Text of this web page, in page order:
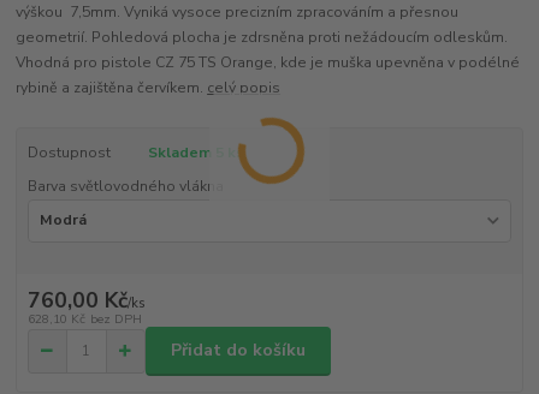
výškou 7,5mm. Vyniká vysoce precizním zpracováním a přesnou
geometrií. Pohledová plocha je zdrsněna proti nežádoucím odleskům.
Vhodná pro pistole CZ 75 TS Orange, kde je muška upevněna v podélné
rybině a zajištěna červíkem. celý popis
Dostupnost
Skladem 5 ks
Barva světlovodného vlákna
760,00 Kč/ks
628,10 Kč bez DPH
Přidat do košíku